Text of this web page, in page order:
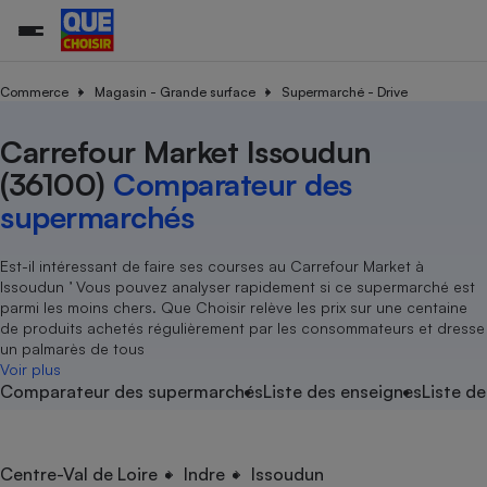
Commerce Magasin - Grande surface Supermarché - Drive
Carrefour Market Issoudun
(36100) Comparateur des
supermarchés
Est-il intéressant de faire ses courses au Carrefour Market à
Issoudun ’ Vous pouvez analyser rapidement si ce supermarché est
parmi les moins chers. Que Choisir relève les prix sur une centaine
de produits achetés régulièrement par les consommateurs et dresse
un palmarès de tous
Voir plus
Comparateur des supermarchésListe des enseignesListe
Centre-Val de Loire Indre Issoudun
Agriculture
Produit alimentaire
Achat - Vente - Location
Carburant
Magasin - Grande surface
Marketing - Fidélisation
Organismes de défense
Système judiciaire
Air
Eau
Achat - Vente - Travaux
Location
Sport
Vacances - Tourisme
électrique
Démarche administrative
Senior
Service marchand
Train
Transport aérien
Toutes les actualités
Enquêtes
Guides d'achat
Conseils
Brèves
Tous les services
Soumettre un litige
Lettres types
Rencontrer une association locale
Tous nos combats
Nos actions
Nos grandes victoires
Les billets de la présidente
Nos associations locales
Nous rejoindre
En savoir plus sur Que Choisir Ensemble
nous ?
L’association
Nos missions
Notre méthodologie
Notre financement
Nos partenaires
Nous rejoindre